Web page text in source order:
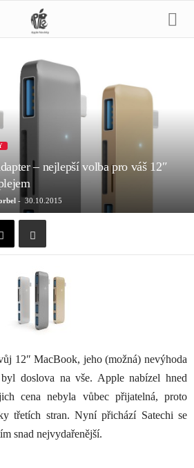
– nejlepší volba pro váš 12″
- 30.10.2015
12″ MacBook, jeho (možná) nevýhoda
doslova na vše. Apple nabízel hned
cena nebyla vůbec přijatelná, proto
třetích stran. Nyní přichází Satechi se
snad nejvydařenější.